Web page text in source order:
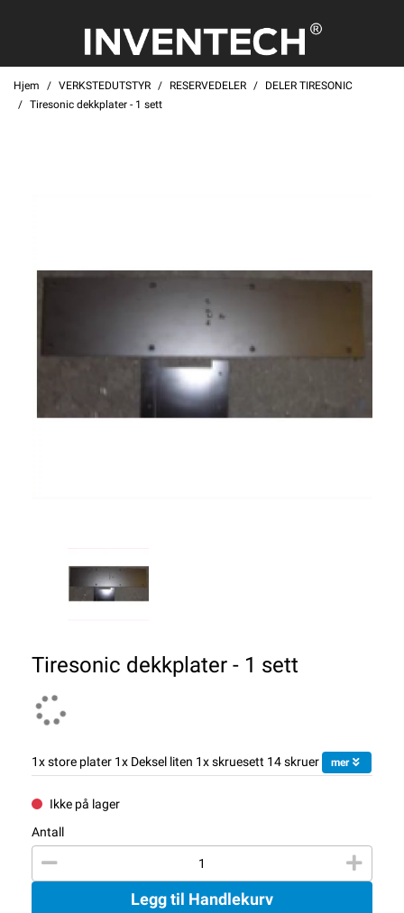
Hjem VERKSTEDUTSTYR RESERVEDELER
DELER TIRESONIC
Tiresonic dekkplater - 1 sett
Tiresonic dekkplater - 1 sett
1x store plater 1x Deksel liten 1x skruesett 14 skruer mer
Ikke på lager
Antall
Legg til Handlekurv